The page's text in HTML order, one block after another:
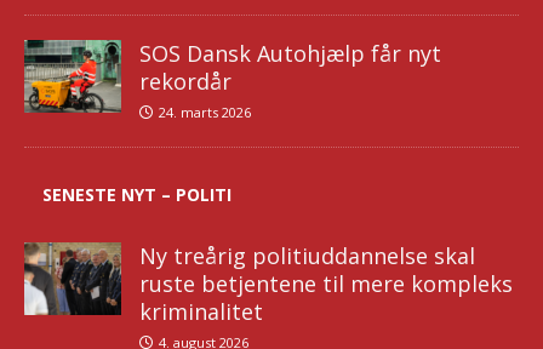
SOS Dansk Autohjælp får nyt
rekordår
24. marts 2026
SENESTE NYT – POLITI
Ny treårig politiuddannelse skal
ruste betjentene til mere kompleks
kriminalitet
4. august 2026